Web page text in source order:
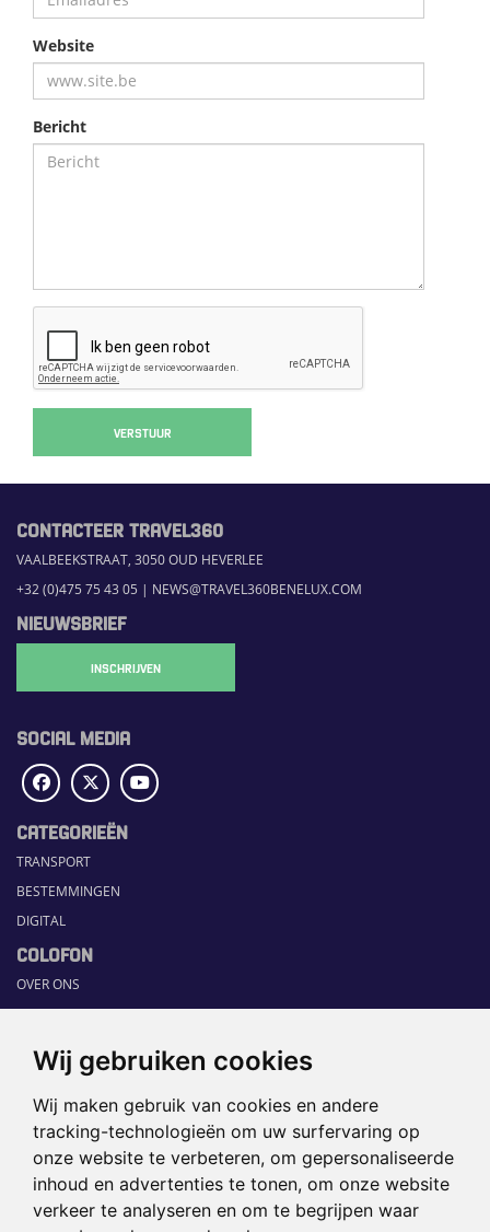
Wij gebruiken cookies
Wij maken gebruik van cookies en andere
tracking-technologieën om uw surfervaring op
onze website te verbeteren, om gepersonaliseerde
inhoud en advertenties te tonen, om onze website
verkeer te analyseren en om te begrijpen waar
Website
Bericht
VERSTUUR
CONTACTEER TRAVEL360
VAALBEEKSTRAAT, 3050 OUD HEVERLEE
+32 (0)475 75 43 05 | NEWS@TRAVEL360BENELUX.COM
NIEUWSBRIEF
INSCHRIJVEN
SOCIAL MEDIA
CATEGORIEËN
TRANSPORT
BESTEMMINGEN
DIGITAL
COLOFON
OVER ONS
COMMUNICATION PLATFORM
RUBRIEKEN
HOME
SECTORGIDS
JOBS
HAPPENING